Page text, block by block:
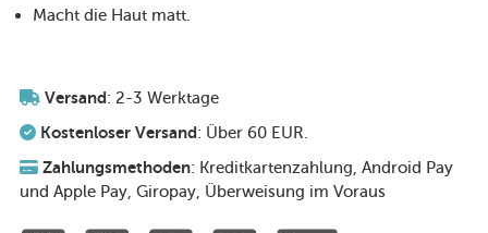
Macht die Haut matt.
Versand: 2-3 Werktage
Kostenloser Versand: Über 60 EUR.
Zahlungsmethoden: Kreditkartenzahlung, Android Pay
und Apple Pay, Giropay, Überweisung im Voraus